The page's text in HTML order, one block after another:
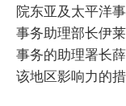
院东亚及太平洋
事务助理部长伊
事务的助理署长
该地区影响力的措